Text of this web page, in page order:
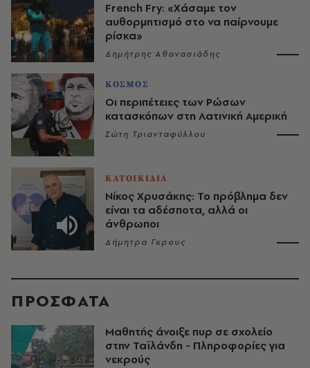
French Fry: «Χάσαμε τον
αυθορμητισμό στο να παίρνουμε
ρίσκα»
Δημήτρης Αθανασιάδης
ΚΟΣΜΟΣ
Οι περιπέτειες των Ρώσων
κατασκόπων στη Λατινική Αμερική
Σώτη Τριανταφύλλου
ΚΑΤΟΙΚΙΔΙΑ
Νίκος Χρυσάκης: Το πρόβλημα δεν
είναι τα αδέσποτα, αλλά οι
άνθρωποι
Δήμητρα Γκρους
ΠΡΟΣΦΑΤΑ
Μαθητής άνοιξε πυρ σε σχολείο
στην Ταϊλάνδη - Πληροφορίες για
νεκρούς